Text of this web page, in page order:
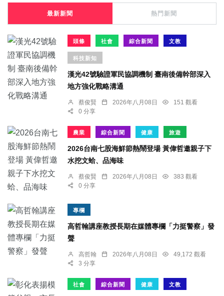
最新新聞 熱門新聞
頭條 社會 綜合新聞 文教
科技新知
漢光42號驗證軍民協調機制 臺南後備幹部深入
地方強化戰略溝通
蔡俊賢 2026年八月08日
151 觀看
0 分享
農業 綜合新聞 健康 旅遊
2026台南七股海鮮節熱鬧登場 黃偉哲邀親子下
水挖文蛤、品海味
蔡俊賢 2026年八月08日
383 觀看
0 分享
專欄
高哲翰講座教授長期在媒體專欄「力挺警察」發
聲
高哲翰 2026年八月08日
49,172 觀看
3 分享
社會 綜合新聞 健康 文教